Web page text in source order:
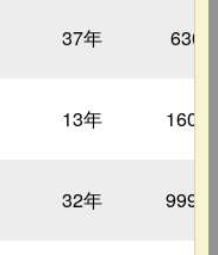
37年 630
13年 1600
32年 9999